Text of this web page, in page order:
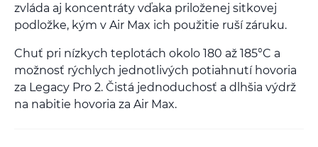
zvláda aj koncentráty vďaka priloženej sitkovej
podložke, kým v Air Max ich použitie ruší záruku.
Chuť pri nízkych teplotách okolo 180 až 185°C a
možnosť rýchlych jednotlivých potiahnutí hovoria
za Legacy Pro 2. Čistá jednoduchosť a dlhšia výdrž
na nabitie hovoria za Air Max.